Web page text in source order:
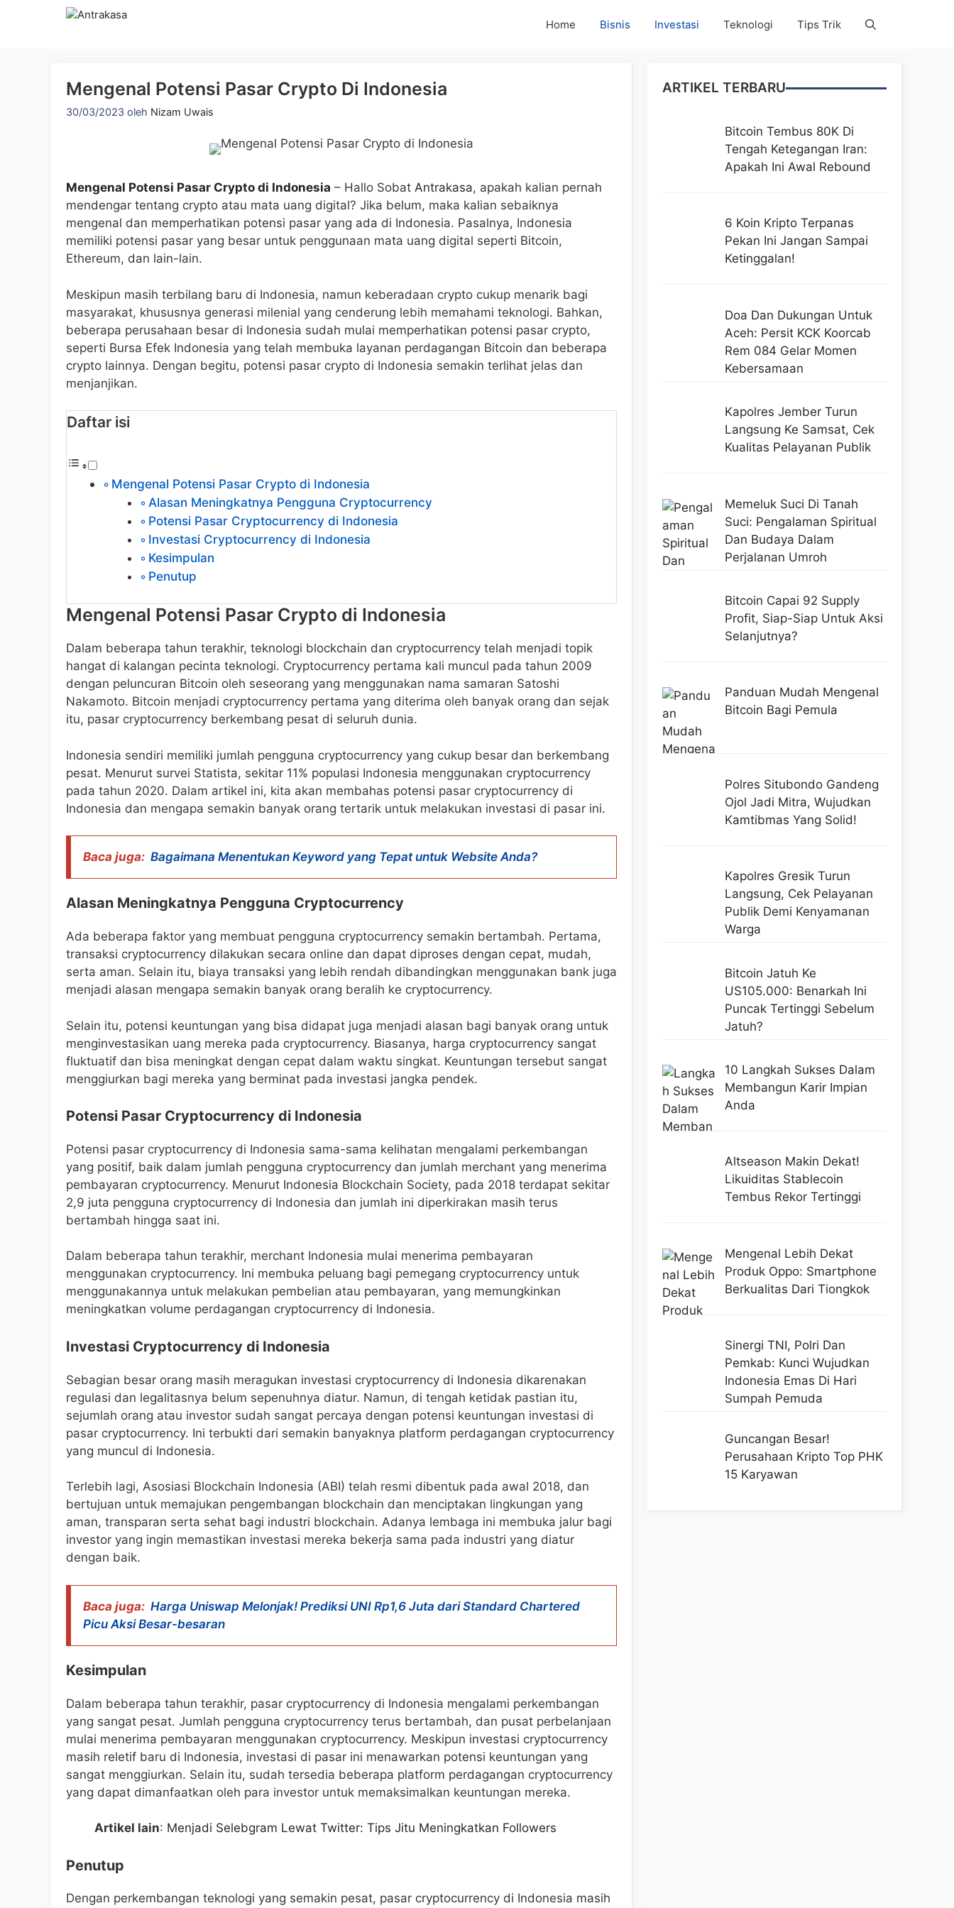
Home Bisnis Investasi Teknologi Tips Trik
Mengenal Potensi Pasar Crypto Di Indonesia
30/03/2023 oleh Nizam Uwais
Mengenal Potensi Pasar Crypto di Indonesia – Hallo Sobat Antrakasa, apakah kalian pernah
mendengar tentang crypto atau mata uang digital? Jika belum, maka kalian sebaiknya
mengenal dan memperhatikan potensi pasar yang ada di Indonesia. Pasalnya, Indonesia
memiliki potensi pasar yang besar untuk penggunaan mata uang digital seperti Bitcoin,
Ethereum, dan lain-lain.
Meskipun masih terbilang baru di Indonesia, namun keberadaan crypto cukup menarik bagi
masyarakat, khususnya generasi milenial yang cenderung lebih memahami teknologi. Bahkan,
beberapa perusahaan besar di Indonesia sudah mulai memperhatikan potensi pasar crypto,
seperti Bursa Efek Indonesia yang telah membuka layanan perdagangan Bitcoin dan beberapa
crypto lainnya. Dengan begitu, potensi pasar crypto di Indonesia semakin terlihat jelas dan
menjanjikan.
Daftar isi
Mengenal Potensi Pasar Crypto di Indonesia
Alasan Meningkatnya Pengguna Cryptocurrency
Potensi Pasar Cryptocurrency di Indonesia
Investasi Cryptocurrency di Indonesia
Kesimpulan
Penutup
Mengenal Potensi Pasar Crypto di Indonesia
Dalam beberapa tahun terakhir, teknologi blockchain dan cryptocurrency telah menjadi topik
hangat di kalangan pecinta teknologi. Cryptocurrency pertama kali muncul pada tahun 2009
dengan peluncuran Bitcoin oleh seseorang yang menggunakan nama samaran Satoshi
Nakamoto. Bitcoin menjadi cryptocurrency pertama yang diterima oleh banyak orang dan sejak
itu, pasar cryptocurrency berkembang pesat di seluruh dunia.
Indonesia sendiri memiliki jumlah pengguna cryptocurrency yang cukup besar dan berkembang
pesat. Menurut survei Statista, sekitar 11% populasi Indonesia menggunakan cryptocurrency
pada tahun 2020. Dalam artikel ini, kita akan membahas potensi pasar cryptocurrency di
Indonesia dan mengapa semakin banyak orang tertarik untuk melakukan investasi di pasar ini.
Baca juga: Bagaimana Menentukan Keyword yang Tepat untuk Website Anda?
Alasan Meningkatnya Pengguna Cryptocurrency
Ada beberapa faktor yang membuat pengguna cryptocurrency semakin bertambah. Pertama,
transaksi cryptocurrency dilakukan secara online dan dapat diproses dengan cepat, mudah,
serta aman. Selain itu, biaya transaksi yang lebih rendah dibandingkan menggunakan bank juga
menjadi alasan mengapa semakin banyak orang beralih ke cryptocurrency.
Selain itu, potensi keuntungan yang bisa didapat juga menjadi alasan bagi banyak orang untuk
menginvestasikan uang mereka pada cryptocurrency. Biasanya, harga cryptocurrency sangat
fluktuatif dan bisa meningkat dengan cepat dalam waktu singkat. Keuntungan tersebut sangat
menggiurkan bagi mereka yang berminat pada investasi jangka pendek.
Potensi Pasar Cryptocurrency di Indonesia
Potensi pasar cryptocurrency di Indonesia sama-sama kelihatan mengalami perkembangan
yang positif, baik dalam jumlah pengguna cryptocurrency dan jumlah merchant yang menerima
pembayaran cryptocurrency. Menurut Indonesia Blockchain Society, pada 2018 terdapat sekitar
2,9 juta pengguna cryptocurrency di Indonesia dan jumlah ini diperkirakan masih terus
bertambah hingga saat ini.
Dalam beberapa tahun terakhir, merchant Indonesia mulai menerima pembayaran
menggunakan cryptocurrency. Ini membuka peluang bagi pemegang cryptocurrency untuk
menggunakannya untuk melakukan pembelian atau pembayaran, yang memungkinkan
meningkatkan volume perdagangan cryptocurrency di Indonesia.
Investasi Cryptocurrency di Indonesia
Sebagian besar orang masih meragukan investasi cryptocurrency di Indonesia dikarenakan
regulasi dan legalitasnya belum sepenuhnya diatur. Namun, di tengah ketidak pastian itu,
sejumlah orang atau investor sudah sangat percaya dengan potensi keuntungan investasi di
pasar cryptocurrency. Ini terbukti dari semakin banyaknya platform perdagangan cryptocurrency
yang muncul di Indonesia.
Terlebih lagi, Asosiasi Blockchain Indonesia (ABI) telah resmi dibentuk pada awal 2018, dan
bertujuan untuk memajukan pengembangan blockchain dan menciptakan lingkungan yang
aman, transparan serta sehat bagi industri blockchain. Adanya lembaga ini membuka jalur bagi
investor yang ingin memastikan investasi mereka bekerja sama pada industri yang diatur
dengan baik.
Baca juga: Harga Uniswap Melonjak! Prediksi UNI Rp1,6 Juta dari Standard Chartered
Picu Aksi Besar-besaran
Kesimpulan
Dalam beberapa tahun terakhir, pasar cryptocurrency di Indonesia mengalami perkembangan
yang sangat pesat. Jumlah pengguna cryptocurrency terus bertambah, dan pusat perbelanjaan
mulai menerima pembayaran menggunakan cryptocurrency. Meskipun investasi cryptocurrency
masih reletif baru di Indonesia, investasi di pasar ini menawarkan potensi keuntungan yang
sangat menggiurkan. Selain itu, sudah tersedia beberapa platform perdagangan cryptocurrency
yang dapat dimanfaatkan oleh para investor untuk memaksimalkan keuntungan mereka.
Artikel lain: Menjadi Selebgram Lewat Twitter: Tips Jitu Meningkatkan Followers
Penutup
Dengan perkembangan teknologi yang semakin pesat, pasar cryptocurrency di Indonesia masih
ARTIKEL TERBARU
Bitcoin Tembus 80K Di
Tengah Ketegangan Iran:
Apakah Ini Awal Rebound
6 Koin Kripto Terpanas
Pekan Ini Jangan Sampai
Ketinggalan!
Doa Dan Dukungan Untuk
Aceh: Persit KCK Koorcab
Rem 084 Gelar Momen
Kebersamaan
Kapolres Jember Turun
Langsung Ke Samsat, Cek
Kualitas Pelayanan Publik
Memeluk Suci Di Tanah
Suci: Pengalaman Spiritual
Dan Budaya Dalam
Perjalanan Umroh
Bitcoin Capai 92 Supply
Profit, Siap-Siap Untuk Aksi
Selanjutnya?
Panduan Mudah Mengenal
Bitcoin Bagi Pemula
Polres Situbondo Gandeng
Ojol Jadi Mitra, Wujudkan
Kamtibmas Yang Solid!
Kapolres Gresik Turun
Langsung, Cek Pelayanan
Publik Demi Kenyamanan
Warga
Bitcoin Jatuh Ke
US105.000: Benarkah Ini
Puncak Tertinggi Sebelum
Jatuh?
10 Langkah Sukses Dalam
Membangun Karir Impian
Anda
Altseason Makin Dekat!
Likuiditas Stablecoin
Tembus Rekor Tertinggi
Mengenal Lebih Dekat
Produk Oppo: Smartphone
Berkualitas Dari Tiongkok
Sinergi TNI, Polri Dan
Pemkab: Kunci Wujudkan
Indonesia Emas Di Hari
Sumpah Pemuda
Guncangan Besar!
Perusahaan Kripto Top PHK
15 Karyawan